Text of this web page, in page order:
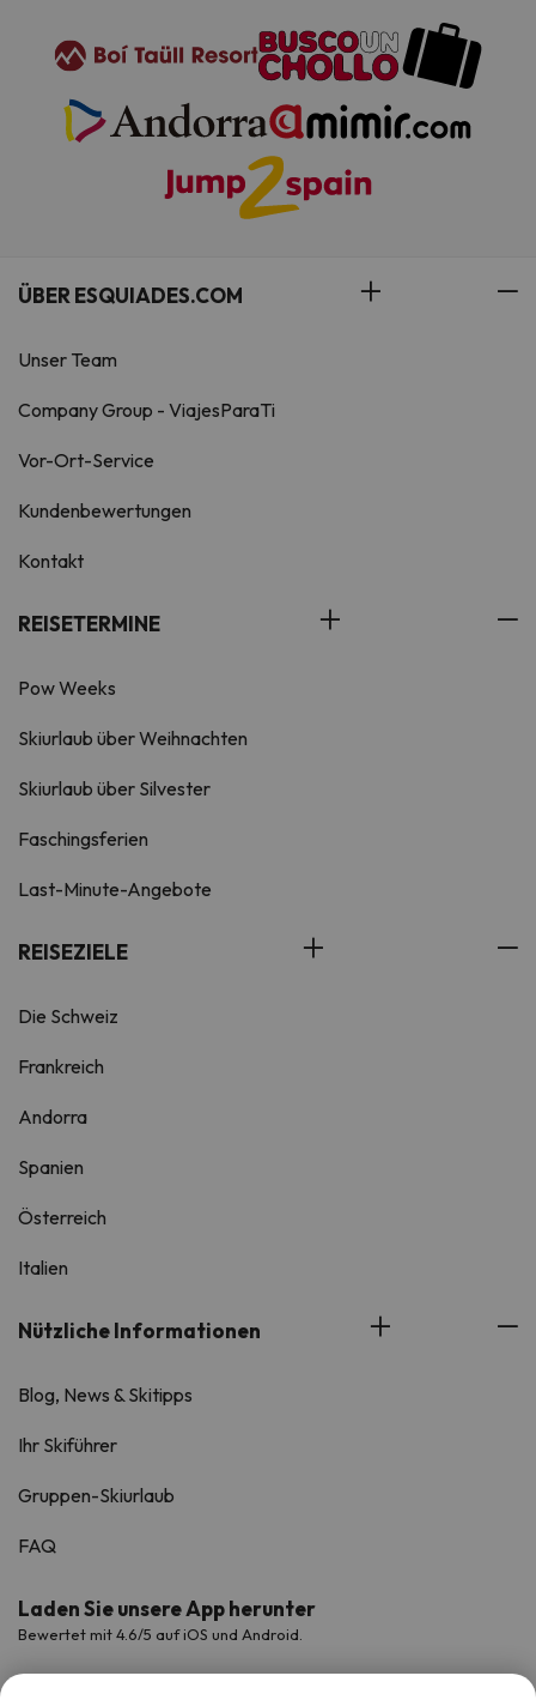
ÜBER ESQUIADES.COM
Unser Team
Company Group - ViajesParaTi
Vor-Ort-Service
Kundenbewertungen
Kontakt
REISETERMINE
Pow Weeks
Skiurlaub über Weihnachten
Skiurlaub über Silvester
Faschingsferien
Last-Minute-Angebote
REISEZIELE
Die Schweiz
Frankreich
Andorra
Spanien
Österreich
Italien
Nützliche Informationen
Blog, News & Skitipps
Ihr Skiführer
Gruppen-Skiurlaub
FAQ
Laden Sie unsere App herunter
Bewertet mit 4.6/5 auf iOS und Android.